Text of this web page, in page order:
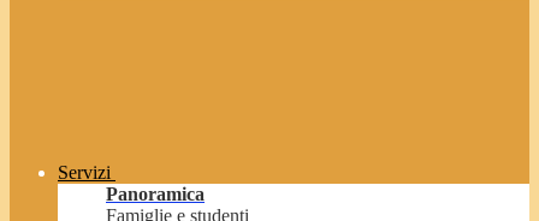
Servizi
Panoramica
Famiglie e studenti